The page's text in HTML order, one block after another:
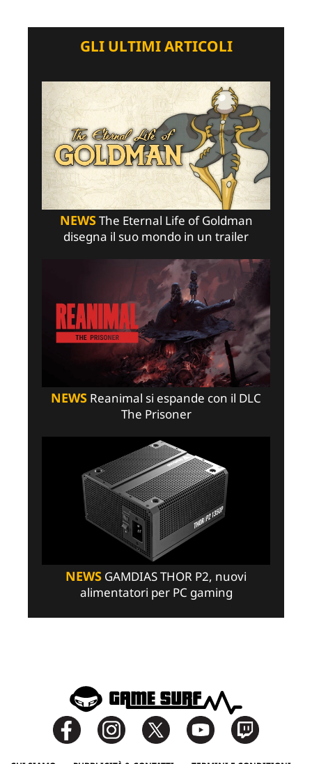
GLI ULTIMI ARTICOLI
NEWSThe Eternal Life of Goldman
disegna il suo mondo in un trailer
NEWS Reanimal si espande con il DLC
The Prisoner
NEWS GAMDIAS THOR P2, nuovi
alimentatori per PC gaming